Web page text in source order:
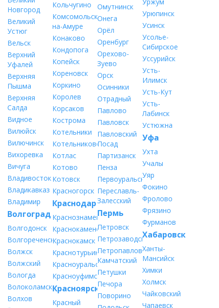
Новгород
Великий
Устюг
Вельск
Верхний
Уфалей
Верхняя
Пышма
Верхняя
Салда
Видное
Вилюйск
Вилючинск
Вихоревка
Вичуга
Владивосток
Владикавказ
Владимир
Волгоград
Волгодонск
Волгореченск
Волжск
Волжский
Вологда
Волоколамск
Волхов
Кольчугино
Комсомольск-
на-Амуре
Конаково
Кондопога
Копейск
Кореновск
Коркино
Королев
Корсаков
Кострома
Котельники
Котельниково
Котлас
Котово
Котовск
Красногорск
Краснодар
Краснознаменск
Краснокаменск
Краснокамск
Краснотурьинск
Красноуральск
Красноуфимск
Красноярск
Красный
Омутнинск
Онега
Орёл
Оренбург
Орехово-
Зуево
Орск
Осинники
Отрадный
Павлово
Павловск
Павловский
Посад
Партизанск
Пенза
Первоуральск
Переславль-
Залесский
Пермь
Петровск
Петрозаводск
Петропавловск-
Камчатский
Петушки
Печора
Поворино
Урюпинск
Усинск
Усолье-
Сибирское
Уссурийск
Усть-
Илимск
Усть-Кут
Усть-
Лабинск
Устюжна
Уфа
Ухта
Учалы
Уяр
Фокино
Фролово
Фрязино
Фурманов
Хабаровск
Ханты-
Мансийск
Химки
Холмск
Чайковский
Чапаевск